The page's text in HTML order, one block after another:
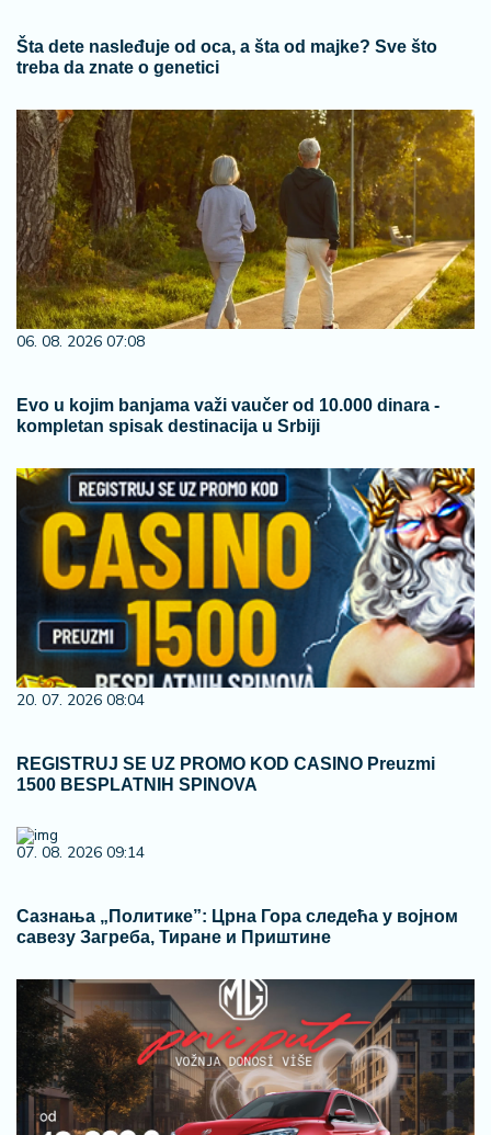
Šta dete nasleđuje od oca, a šta od majke? Sve što
treba da znate o genetici
06. 08. 2026 07:08
Evo u kojim banjama važi vaučer od 10.000 dinara -
kompletan spisak destinacija u Srbiji
20. 07. 2026 08:04
REGISTRUJ SE UZ PROMO KOD CASINO Preuzmi
1500 BESPLATNIH SPINOVA
07. 08. 2026 09:14
Сазнања „Политике”: Црна Гора следећа у војном
савезу Загреба, Тиране и Приштине